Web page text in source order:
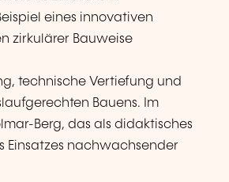
eines innovativen
zirkulärer Bauweise
technische Vertiefung und
Bauens. Im
Berg, das als didaktisches
Einsatzes nachwachsender